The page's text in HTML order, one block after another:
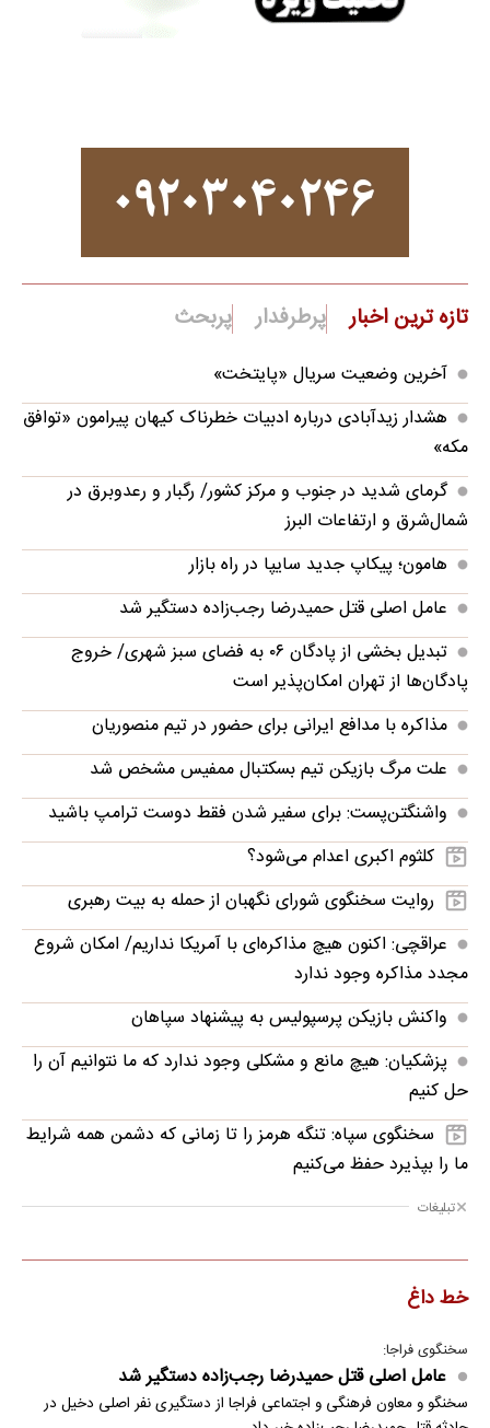
تازه ترین اخبار پرطرفدار پربحث
آخرین وضعیت سریال «پایتخت»
هشدار زیدآبادی درباره ادبیات خطرناک کیهان پیرامون «توافق
مکه»
گرمای شدید در جنوب و مرکز کشور/ رگبار و رعدوبرق در
شمال‌شرق و ارتفاعات البرز
هامون؛ پیکاپ جدید سایپا در راه بازار
عامل اصلی قتل حمیدرضا رجب‌زاده دستگیر شد
تبدیل بخشی از پادگان ۰۶ به فضای سبز شهری/ خروج
پادگان‌ها از تهران امکان‌پذیر است
مذاکره با مدافع ایرانی برای حضور در تیم منصوریان
علت مرگ بازیکن تیم بسکتبال ممفیس مشخص شد
واشنگتن‌پست: برای سفیر شدن فقط دوست ترامپ باشید
کلثوم اکبری اعدام می‌شود؟
روایت سخنگوی شورای نگهبان از حمله به بیت رهبری
عراقچی: اکنون هیچ مذاکره‌ای با آمریکا نداریم/ امکان شروع
مجدد مذاکره وجود ندارد
واکنش بازیکن پرسپولیس به پیشنهاد سپاهان
پزشکیان: هیچ مانع و مشکلی وجود ندارد که ما نتوانیم آن را
حل کنیم
سخنگوی سپاه: تنگه هرمز را تا زمانی که دشمن همه‌ شرایط
ما را بپذیرد حفظ می‌کنیم
تبلیغات
خط داغ
سخنگوی فراجا:
عامل اصلی قتل حمیدرضا رجب‌زاده دستگیر شد
سخنگو و معاون فرهنگی و اجتماعی فراجا از دستگیری نفر اصلی دخیل در